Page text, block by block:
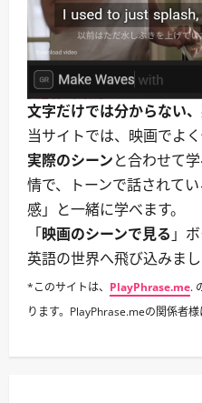
文字だけでは分からない
当サイトでは、映画でよ
実際のシーンと合わせて
情で、トーンで話されて
感」と一緒に学べます。
「映画のシーンで見る 」
英語の世界へ飛び込みまし
*このサイトは、 PlayPhrase.me.
ります。PlayPhrase.meの関係者様